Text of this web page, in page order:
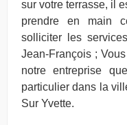
sur votre terrasse, il
prendre en main
solliciter les
Jean-François ;
notre entreprise
particulier dans la
Sur Yvette.